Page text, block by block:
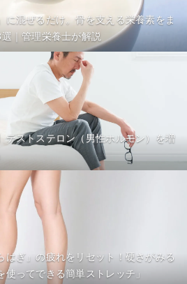
に混ぜるだけ。骨を支える栄養素をま
｜管理栄養士が解説
テストステロン（男性ホルモン）を増
はぎ」の疲れをリセット！硬さがみる
使ってできる簡単ストレッチ」